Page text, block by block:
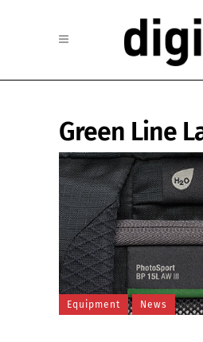
Green Line
Equipment News